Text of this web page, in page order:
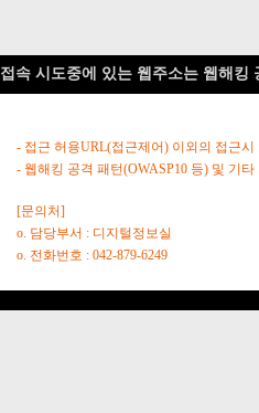
접속 시도중에 있는 웹주소는 웹해킹
- 접근 허용URL(접근제어) 이외의 접근시
- 웹해킹 공격 패턴(OWASP10 등) 및 기
[문의처]
o. 담당부서 : 디지털정보실
o. 전화번호 : 042-879-6249